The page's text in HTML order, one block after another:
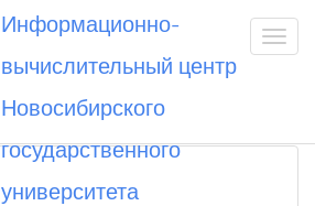
Информационно-
вычислительный центр
Новосибирского
государственного
университета